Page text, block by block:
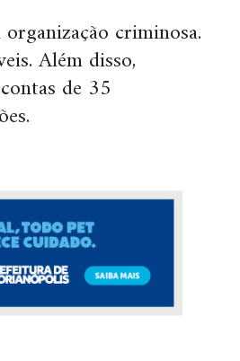
criminosa.
Além disso,
de 35